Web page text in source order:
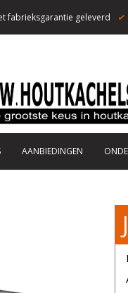
fabrieksgarantie geleverd ✔
AANBIEDINGEN